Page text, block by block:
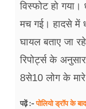
विस्फोट हो
मच गई। हादसे में
घायल बताए जा
रिपोर्ट्स के
8से10 लोग के
पढ़ें :-पोलियो ड्रॉप के